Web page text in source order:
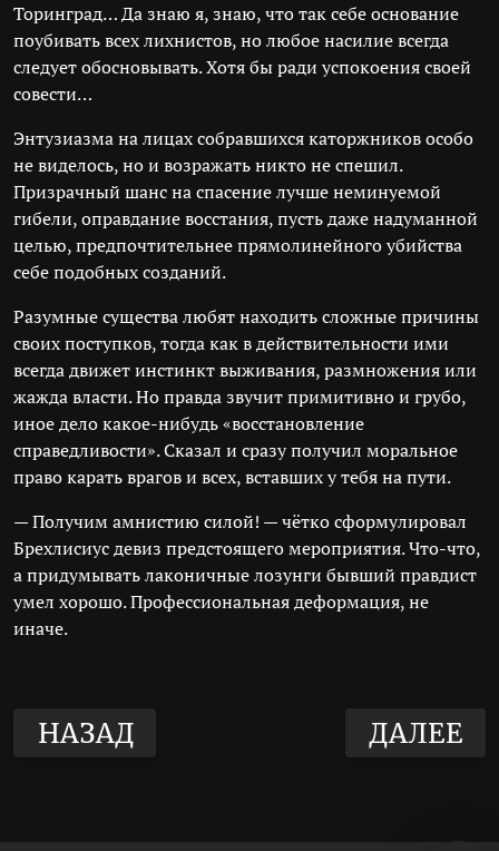
Торинград… Да знаю я, знаю, что так себе основание
поубивать всех лихнистов, но любое насилие всегда
следует обосновывать. Хотя бы ради успокоения своей
совести…
Энтузиазма на лицах собравшихся каторжников особо
не виделось, но и возражать никто не спешил.
Призрачный шанс на спасение лучше неминуемой
гибели, оправдание восстания, пусть даже надуманной
целью, предпочтительнее прямолинейного убийства
себе подобных созданий.
Разумные существа любят находить сложные причины
своих поступков, тогда как в действительности ими
всегда движет инстинкт выживания, размножения или
жажда власти. Но правда звучит примитивно и грубо,
иное дело какое-нибудь «восстановление
справедливости». Сказал и сразу получил моральное
право карать врагов и всех, вставших у тебя на пути.
— Получим амнистию силой! — чётко сформулировал
Брехлисиус девиз предстоящего мероприятия. Что-что,
а придумывать лаконичные лозунги бывший правдист
умел хорошо. Профессиональная деформация, не
иначе.
НАЗАД ДАЛЕЕ